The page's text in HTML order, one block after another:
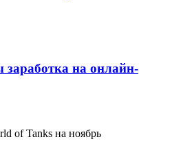
заработка на онлайн-
of Tanks на ноябрь